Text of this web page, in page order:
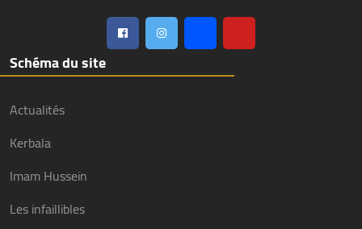
Schéma du site
Actualités
Kerbala
Imam Hussein
Les infaillibles